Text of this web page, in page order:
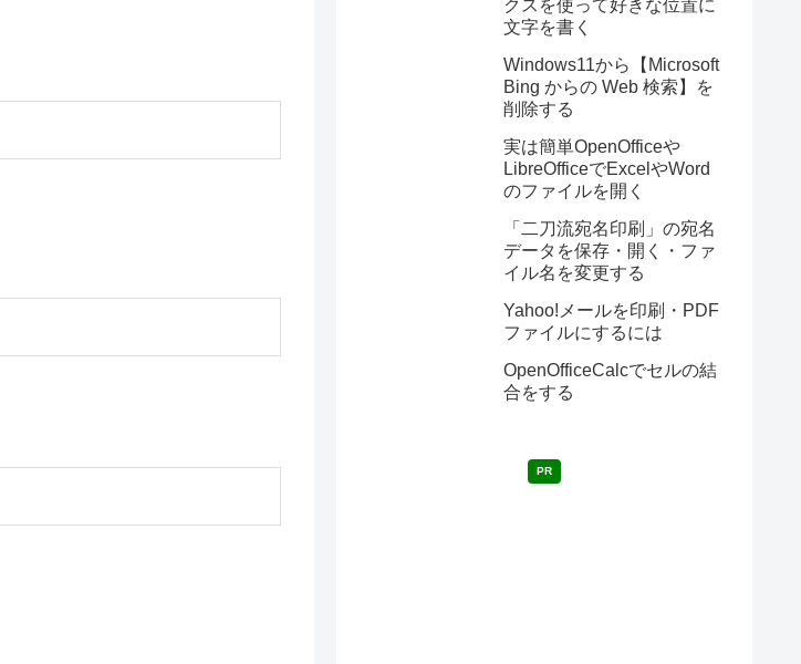
クスを使って好きな位置に
文字を書く
Windows11から【Microsoft
Bing からの Web 検索】を
削除する
実は簡単OpenOfficeや
LibreOfficeでExcelやWord
のファイルを開く
「二刀流宛名印刷」の宛名
データを保存・開く・ファ
イル名を変更する
Yahoo!メールを印刷・PDF
ファイルにするには
OpenOfficeCalcでセルの結
合をする
PR